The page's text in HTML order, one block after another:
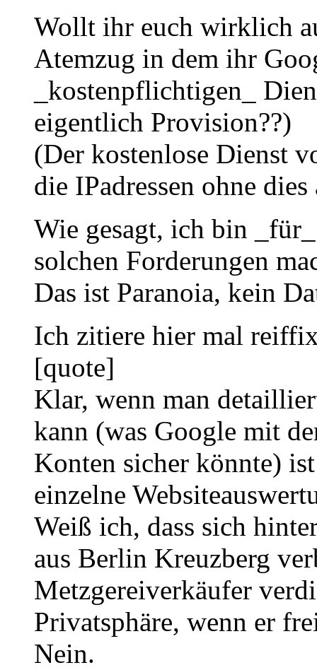
Wollt ihr euch wirklich
Atemzug in dem ihr
_kostenpflichtigen_
eigentlich Provision??)
(Der kostenlose Dienst
die IPadressen ohne
Wie gesagt, ich bin
solchen Forderungen
Das ist Paranoia, kein
Ich zitiere hier mal
[quote]
Klar, wenn man
kann (was Google mit
Konten sicher könnte)
einzelne
Weiß ich, dass sich
aus Berlin Kreuzberg
Metzgereiverkäufer
Privatsphäre, wenn er
Nein.